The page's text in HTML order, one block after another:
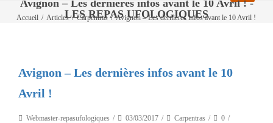
Avignon – Les dernières infos avant le 10 Avril ! -
LES REPAS UFOLOGIQUES
Accueil / Articles / Carpentras / Avignon – Les dernières infos avant le 10 Avril !
Avignon – Les dernières infos avant le 10
Avril !
Webmaster-repasufologiques 03/03/2017 Carpentras
0